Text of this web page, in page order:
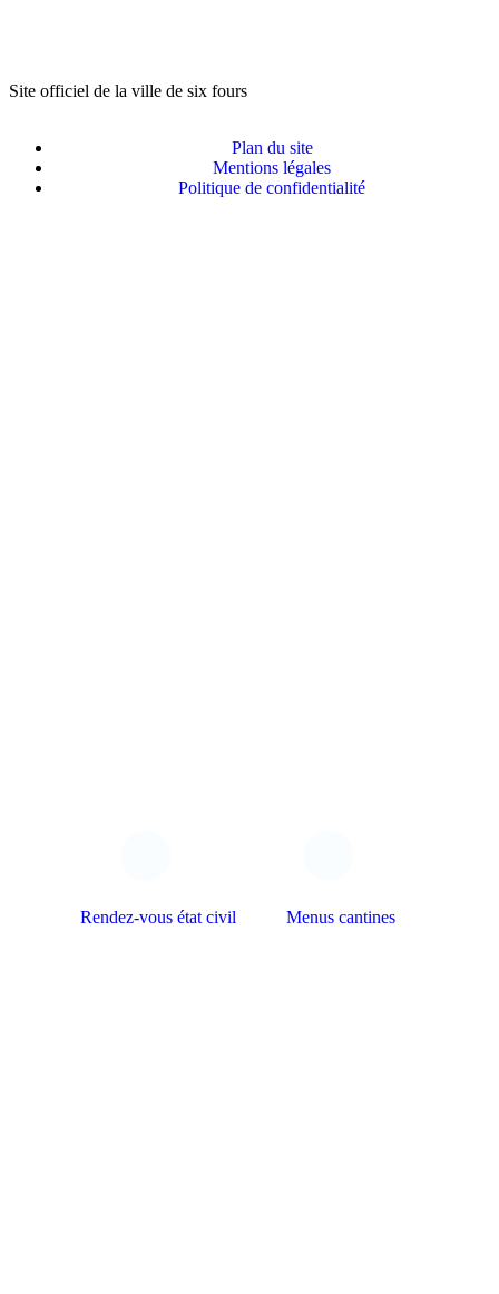
Site officiel de la ville de six fours
Plan du site
Mentions légales
Politique de confidentialité
Rendez-vous état civil Menus cantines